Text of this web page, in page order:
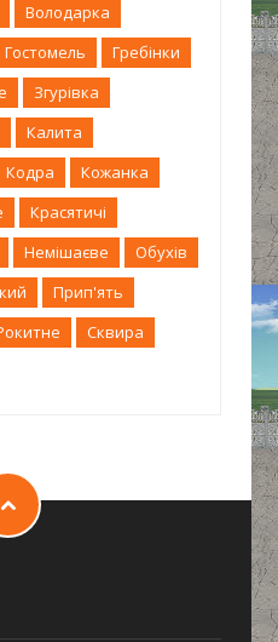
Володарка
Гостомель
Гребінки
Згурівка
Калита
Кодра
Кожанка
Красятичі
Немішаєве
Обухів
Прип'ять
Сквира